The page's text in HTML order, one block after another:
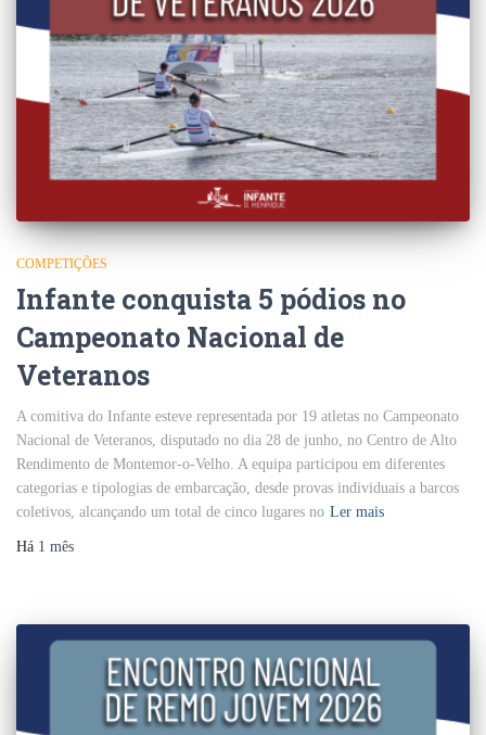
COMPETIÇÕES
Infante conquista 5 pódios no
Campeonato Nacional de
Veteranos
A comitiva do Infante esteve representada por 19 atletas no Campeonato
Nacional de Veteranos, disputado no dia 28 de junho, no Centro de Alto
Rendimento de Montemor-o-Velho. A equipa participou em diferentes
categorias e tipologias de embarcação, desde provas individuais a barcos
coletivos, alcançando um total de cinco lugares no Ler mais
Há 1 mês